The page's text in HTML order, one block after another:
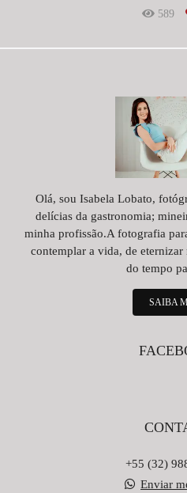
589
Olá, sou Isabela Lobato,
delícias da gastronomia;
minha profissão.A fotografia
contemplar a vida, de eternizar
do tempo
SAIBA
+55 (32)
Enviar